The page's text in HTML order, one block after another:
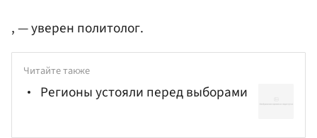
, — уверен политолог.
Читайте также
Регионы устояли перед выборами